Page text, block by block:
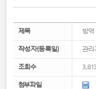
제목 방역
작성자(등록일) 관리
조회수
첨부파일